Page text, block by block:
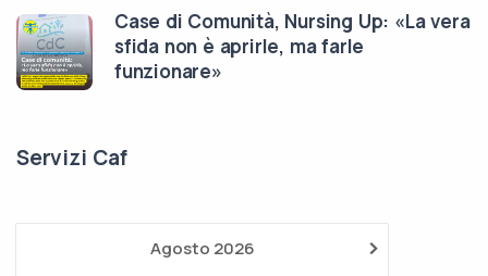
Case di Comunità, Nursing Up: «La vera
sfida non è aprirle, ma farle
funzionare»
Servizi Caf
›
Agosto 2026